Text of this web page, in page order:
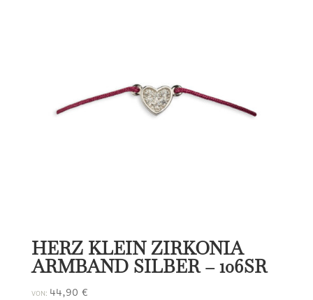
HERZ KLEIN ZIRKONIA
ARMBAND SILBER – 106SR
VON: 44,90 €